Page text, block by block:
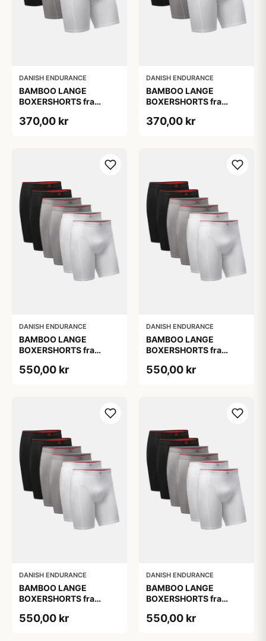
DANISH ENDURANCE
BAMBOO LANGE
BOXERSHORTS fra
Sort/Rød | Grå | Hvid 3-
370,00 kr
DANISH ENDURANCE
BAMBOO LANGE
BOXERSHORTS fra
Sort/Rød | Grå | Hvid 3-
370,00 kr
DANISH ENDURANCE
BAMBOO LANGE
BOXERSHORTS fra
Sort/Rød | Grå | Hvid 6-
550,00 kr
DANISH ENDURANCE
BAMBOO LANGE
BOXERSHORTS fra
Sort/Rød | Grå | Hvid 6-
550,00 kr
DANISH ENDURANCE
BAMBOO LANGE
BOXERSHORTS fra
Sort/Rød | Grå | Hvid 6-
550,00 kr
DANISH ENDURANCE
BAMBOO LANGE
BOXERSHORTS fra
Sort/Rød | Grå | Hvid 6-
550,00 kr